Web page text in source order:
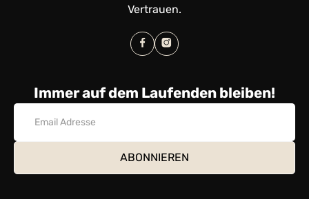
Vertrauen.
Immer auf dem Laufenden bleiben!